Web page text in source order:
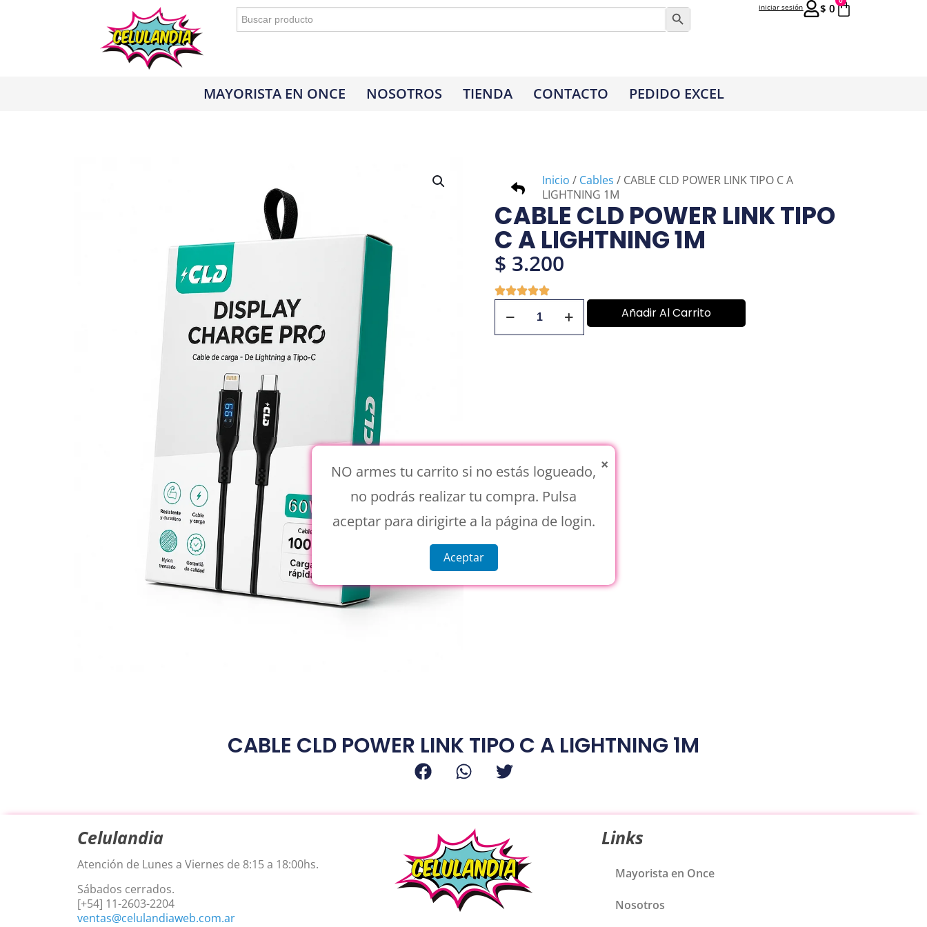
Buscar: Botón de búsqueda
$ 0
iniciar sesión
MAYORISTA EN ONCE NOSOTROS TIENDA CONTACTO PEDIDO EXCEL
Inicio / Cables / CABLE CLD POWER LINK TIPO C A
LIGHTNING 1M
CABLE CLD POWER LINK TIPO
C A LIGHTNING 1M
$ 3.200
Añadir Al Carrito
CABLE CLD POWER LINK TIPO C A LIGHTNING 1M
Celulandia
Atención de Lunes a Viernes de 8:15 a 18:00hs.
Sábados cerrados.
[+54] 11-2603-2204
ventas@celulandiaweb.com.ar
Links
Mayorista en Once
Nosotros
×
NO armes tu carrito si no estás logueado,
no podrás realizar tu compra. Pulsa
aceptar para dirigirte a la página de login.
Aceptar